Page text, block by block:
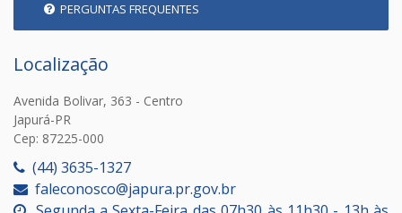
PERGUNTAS FREQUENTES
Localização
Avenida Bolivar, 363 - Centro
Japurá-PR
Cep: 87225-000
(44) 3635-1327
faleconosco@japura.pr.gov.br